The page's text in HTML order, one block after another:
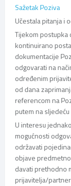
Sažetak Poziva
Učestala pitanja i
Tijekom postupka
kontinuirano
dokumentacije
odgovarati na
određenim
od dana
referencom na
putem na
U interesu
mogućnosti
održavati
objave
davati prethodno
prijavitelja/